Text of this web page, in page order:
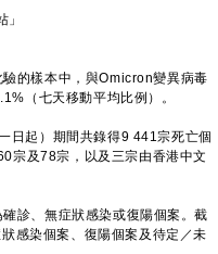
的樣本中，與Omicron變異病毒
（七天移動平均比例）。
起）期間共錄得9 441宗死亡個
宗及78宗，以及三宗由香港中文
診、無症狀感染或復陽個案。截
感染個案、復陽個案及待定／未